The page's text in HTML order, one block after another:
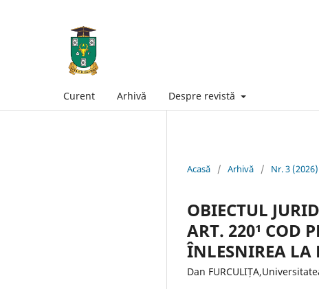
Curent Arhivă Despre revistă
Acasă / Arhivă / Nr. 3
OBIECTUL
ART. 220¹ COD
ÎNLESNIREA LA
Dan